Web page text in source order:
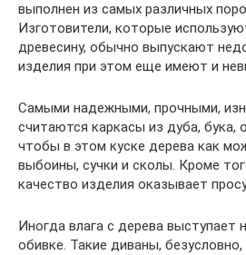
выполнен из самых различных
Изготовители, которые
древесину, обычно выпускают
изделия при этом еще имеют и
Самыми надежными, прочными,
считаются каркасы из дуба, бука,
чтобы в этом куске дерева как
выбоины, сучки и сколы. Кроме
качество изделия оказывает
Иногда влага с дерева выступает
обивке. Такие диваны,